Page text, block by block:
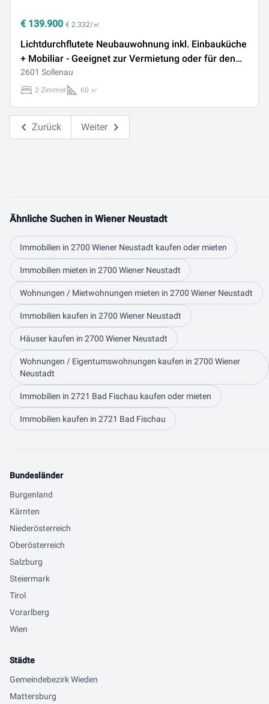
€ 139.900 € 2.332/㎡
Lichtdurchflutete Neubauwohnung inkl. Einbauküche
+ Mobiliar - Geeignet zur Vermietung oder für den
Eigenbedarf.
2601 Sollenau
2 Zimmer 60 ㎡
Zurück Weiter
Ähnliche Suchen in Wiener Neustadt
Immobilien in 2700 Wiener Neustadt kaufen oder mieten
Immobilien mieten in 2700 Wiener Neustadt
Wohnungen / Mietwohnungen mieten in 2700 Wiener Neustadt
Immobilien kaufen in 2700 Wiener Neustadt
Häuser kaufen in 2700 Wiener Neustadt
Wohnungen / Eigentumswohnungen kaufen in 2700 Wiener
Neustadt
Immobilien in 2721 Bad Fischau kaufen oder mieten
Immobilien kaufen in 2721 Bad Fischau
Bundesländer
Burgenland
Kärnten
Niederösterreich
Oberösterreich
Salzburg
Steiermark
Tirol
Vorarlberg
Wien
Städte
Gemeindebezirk Wieden
Mattersburg